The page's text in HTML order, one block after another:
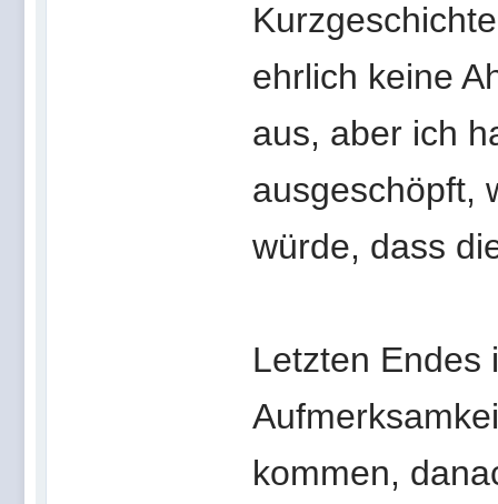
ehrlich keine
aus, aber ich
ausgeschöpft,
würde, dass
Letzten Endes
kommen,